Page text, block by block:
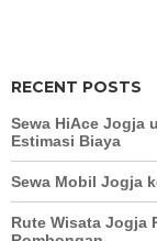
RECENT POSTS
Sewa HiAce Jogja
Estimasi Biaya
Sewa Mobil Jogja
Rute Wisata Jogja